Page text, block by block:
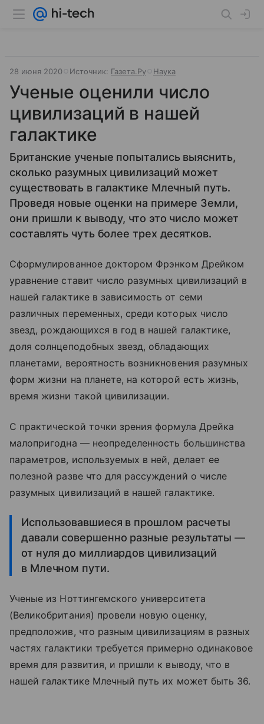
28 июня 2020 Источник: Газета.Ру Наука
Ученые оценили число
цивилизаций в нашей
галактике
Британские ученые попытались выяснить,
сколько разумных цивилизаций может
существовать в галактике Млечный путь.
Проведя новые оценки на примере Земли,
они пришли к выводу, что это число может
составлять чуть более трех десятков.
Сформулированное доктором Фрэнком Дрейком
уравнение ставит число разумных цивилизаций в
нашей галактике в зависимость от семи
различных переменных, среди которых число
звезд, рождающихся в год в нашей галактике,
доля солнцеподобных звезд, обладающих
планетами, вероятность возникновения разумных
форм жизни на планете, на которой есть жизнь,
время жизни такой цивилизации.
С практической точки зрения формула Дрейка
малопригодна — неопределенность большинства
параметров, используемых в ней, делает ее
полезной разве что для рассуждений о числе
разумных цивилизаций в нашей галактике.
Использовавшиеся в прошлом расчеты
давали совершенно разные результаты —
от нуля до миллиардов цивилизаций
в Млечном пути.
Ученые из Ноттингемского университета
(Великобритания) провели новую оценку,
предположив, что разным цивилизациям в разных
частях галактики требуется примерно одинаковое
время для развития, и пришли к выводу, что в
нашей галактике Млечный путь их может быть 36.